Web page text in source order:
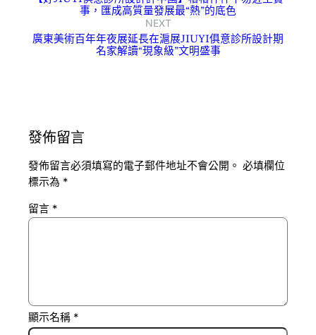
事，匯成高質量發展最“熱”的底色
NEXT
廣東美術百年年夜展延長在滬展JIUYI俱意診所設計期
名家解讀“現象級”文明盛事
發佈留言
發佈留言必須填寫的電子郵件地址不會公開。 必填欄位
標示為 *
留言 *
顯示名稱 *